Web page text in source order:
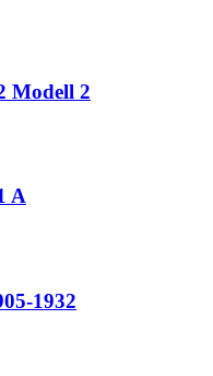
Modell 2
A
1932